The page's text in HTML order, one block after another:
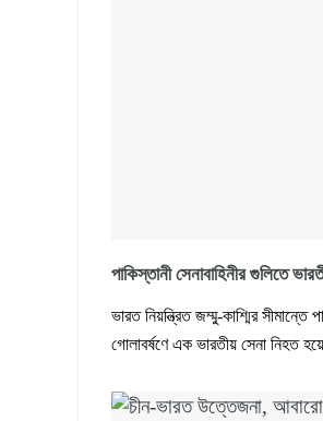
পাকিস্তানী সেনাবাহিনীর গুলিতে
ভারত নিয়ন্ত্রিত জম্মু-কাশ্মির সীমান্তে
গোলাবর্ষণে এক ভারতীয় সেনা নিহত